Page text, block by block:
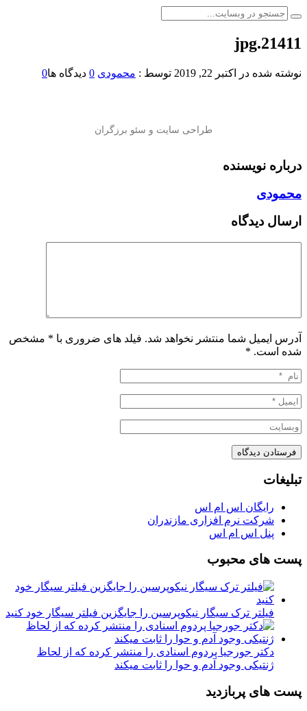
21411.jpg
نوشته شده در اکتبر 22, 2019 توسط : محمودی 0 دیدگاه ها0
درباره نویسنده
محمودی
ارسال دیدگاه
آدرس ایمیل شما منتشر نخواهد شد. فیلد های ضروری با * مشخص
شده است. *
تبلیغات
رایگان اس ام اس
شرکت نرم افزاری مازندران
پنل اس ام اس
پست های محبوب
فیلتر ترک سیگار نیکوپرسین را جایگزین فیلتر سیگار خود کنید
دکتر جورجیا پردوم اسنادی را منتشر کرده که از لحاظ
ژنتیکی وجود آدم و حوا را ثابت میکند
پست های پربازدید